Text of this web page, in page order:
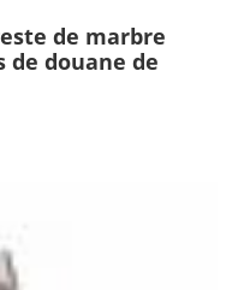
de marbre
de douane de